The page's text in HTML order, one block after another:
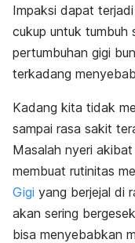
Impaksi dapat
cukup untuk tumbuh
pertumbuhan gigi
terkadang
Kadang kita tidak
sampai rasa sakit
Masalah nyeri
membuat rutinitas
Gigi yang berjejal di
akan sering
bisa menyebabkan